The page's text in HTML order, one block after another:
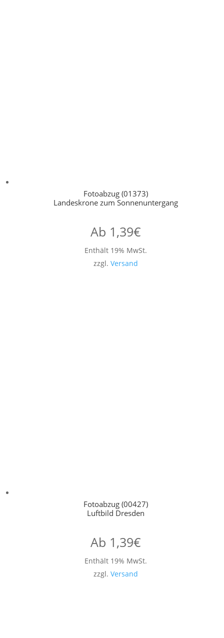
Fotoabzug (01373)
Landeskrone zum Sonnenuntergang
Ab 1,39€
Enthält 19% MwSt.
zzgl. Versand
Fotoabzug (00427)
Luftbild Dresden
Ab 1,39€
Enthält 19% MwSt.
zzgl. Versand